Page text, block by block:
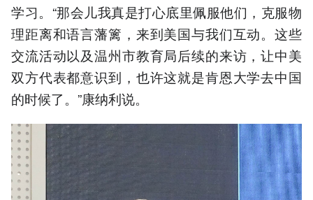
学习。“那会儿我真是打心底里佩服他们，克服物
理距离和语言藩篱，来到美国与我们互动。这些
交流活动以及温州市教育局后续的来访，让中美
双方代表都意识到，也许这就是肯恩大学去中国
的时候了。”康纳利说。